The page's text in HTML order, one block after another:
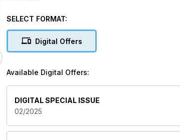
Einschaltquoten sehr zufrieden. Fortsetzung also
Leistung zeigten. Ich bin sicher, ihr werdet auch
Bleiben die Zuschauerzahlen so hoch wie im Free-
Auch gibt es natürlich einen ausführlichen Bericht
Rückkehr einiger Legenden. Neben den
Rückblick auf zehn Jahre New Day sowie ein
zudem einen Blick auf die emotionalsten Momente
SELECT FORMAT:
Digital Offers
Available Digital Offers:
DIGITAL SPECIAL ISSUE
02/2025